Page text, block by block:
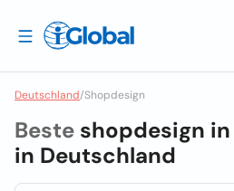
Deutschland/Shopdesign
Beste shopdesign
in Deutschland